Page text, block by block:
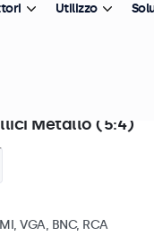
Metallo (5:4)
VGA, BNC, RCA
Utilizzo